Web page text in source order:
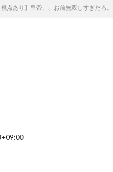
視点あり】皇帝、、お前無双しすぎだろ